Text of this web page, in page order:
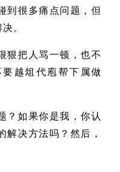
到很多痛点问题，但
。
狠把人骂一顿，也不
越俎代庖帮下属做
？如果你是我，你认
解决方法吗？然后，